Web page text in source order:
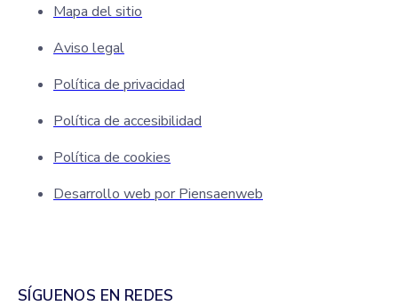
Mapa del sitio
Aviso legal
Política de privacidad
Política de accesibilidad
Política de cookies
Desarrollo web por Piensaenweb
SÍGUENOS EN REDES